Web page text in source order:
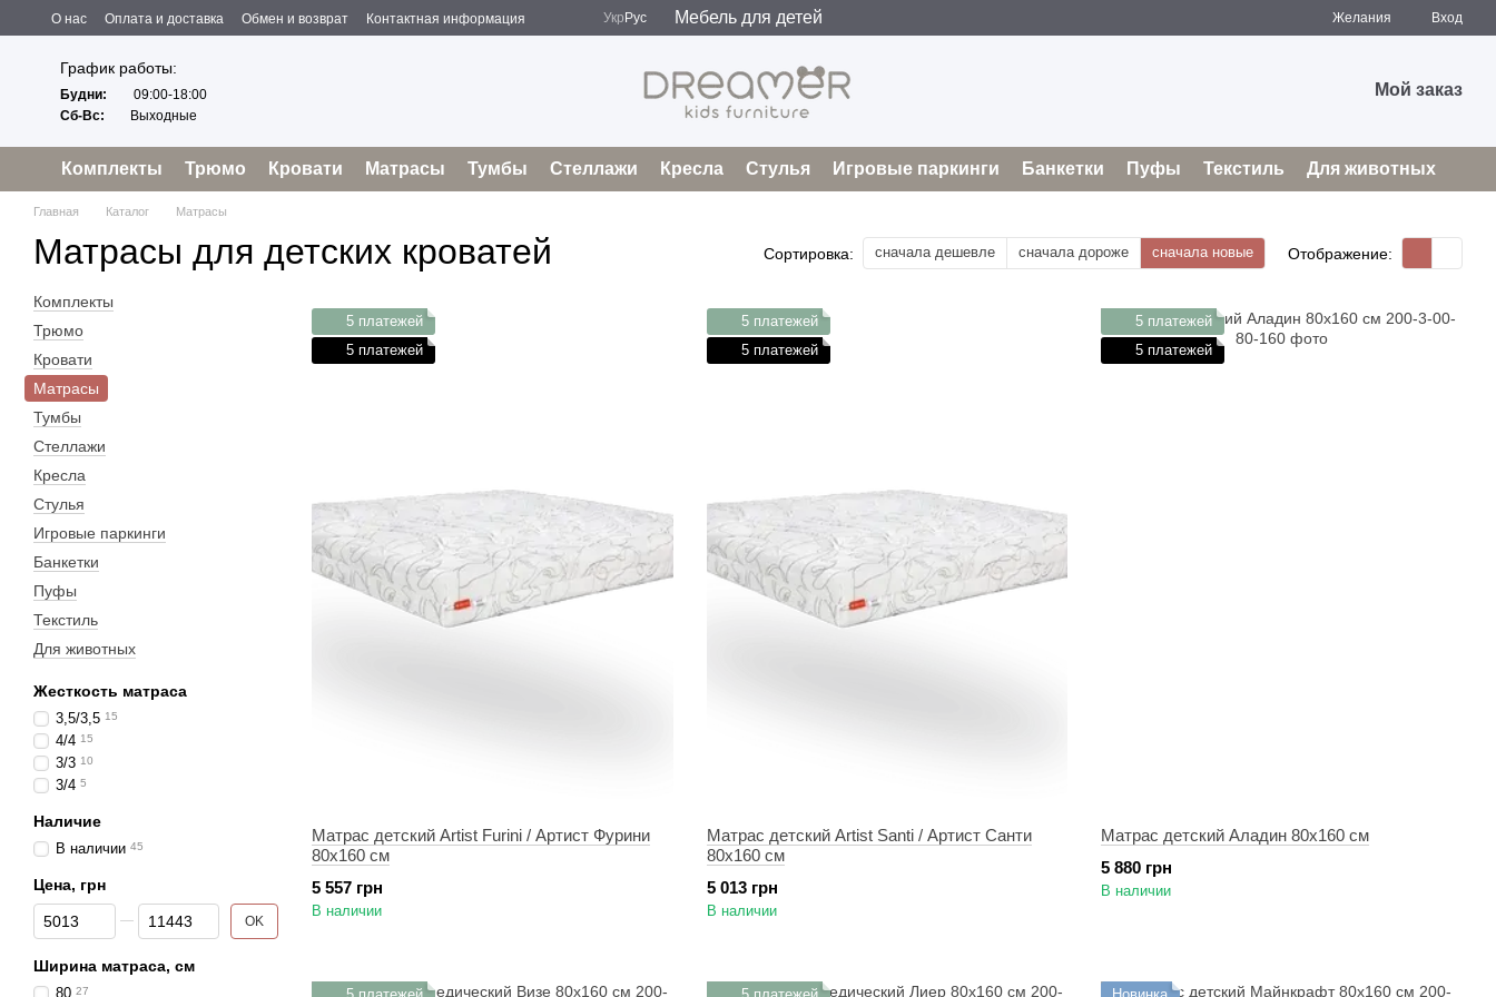
Перейти к основному контенту
О нас Оплата и доставка Обмен и возврат
Контактная информация
Пользовательское соглашение
Отзывы о магазине
Политика конфиденциальности
Укр Рус Мебель для детей Желания Вход
График работы:
Будни:
09:00-18:00
Сб-Вс:
Выходные
Мой заказ
Комплекты Трюмо Кровати Матрасы Тумбы Стеллажи Кресла Стулья Игровые паркинги Банкетки Пуфы Текстиль Для животных
Главная Каталог Матрасы
Матрасы для детских кроватей Сортировка: сначала дешевле сначала дороже сначала новые Отображение:
5 платежей
5 платежей
Матрас детский Artist Furini / Артист Фурини
80х160 см
5 557 грн
В наличии
5 платежей
5 платежей
Матрас детский Artist Santi / Артист Санти
80х160 см
5 013 грн
В наличии
5 платежей
5 платежей
Матрас детский Аладин 80х160 см
5 880 грн
В наличии
Комплекты
Трюмо
Кровати
Матрасы
Тумбы
Стеллажи
Кресла
Стулья
Игровые паркинги
Банкетки
Пуфы
Текстиль
Для животных
Жесткость матраса
3,5/3,5 15
4/4 15
3/3 10
3/4 5
Наличие
В наличии 45
Цена, грн
От Цена, грн
До Цена, грн OK
Ширина матраса, см
80 27